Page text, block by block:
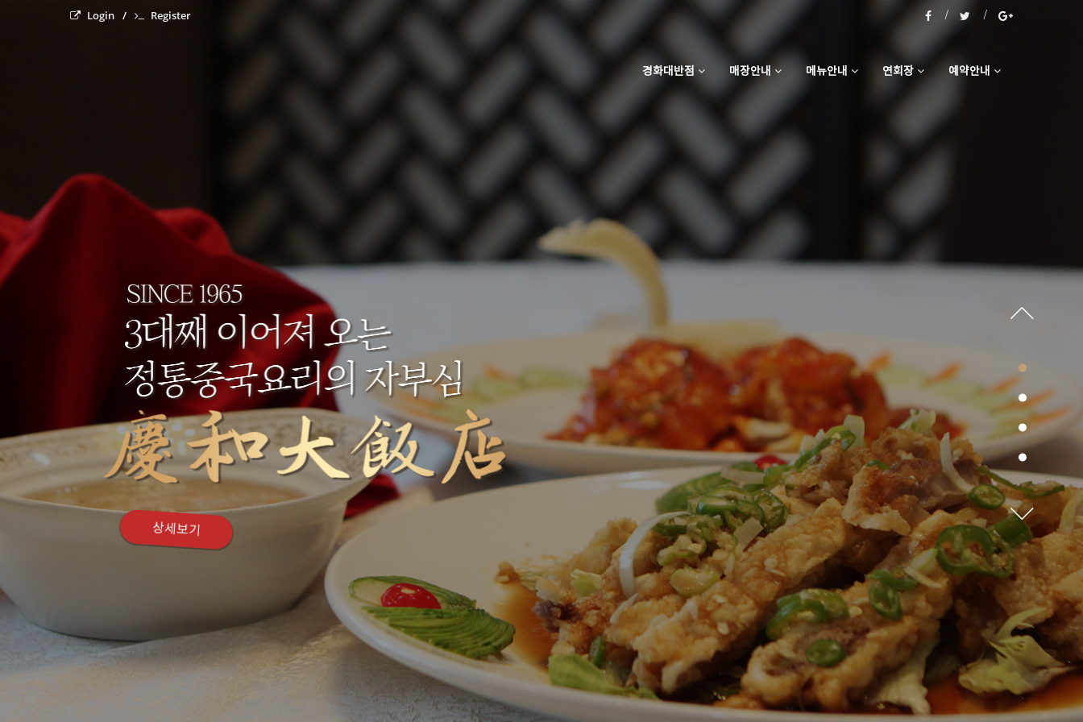
Login Register
경화대반점 매장안내 메뉴안내 연회장 예약안내
상세보기
경화대반점
since 1965 정통중국음식전문점
경화대반점에서 인사드립니다.
더 알아보기
아늑하고 편안한 분위기의 홀과 룸,
250여명 수용가능한 대연회장이 준비되어 있
습니다.
더 알아보기
돌잔치, 피로연, 생신잔치, 세미나 및
각종 모임을 쉽고 빠르게 예약하세요.
예약하기
특급호텔 출신 주방장과
중국 현지 요리사팀이 선보이는 맛의 향연
메뉴 더보기
한상요리
54년의 장인정신이 깃든
고급스러운 한상요리를 경화대반점에서 만나
보세요.
메뉴 더보기
단품식사
든든하고 편안한 한끼식사,
경화대반점에서 누리는 최고의 맛!
메뉴 더보기
고객 센터
전화문의
043)293-8885
찾아 오시는길
충북 청주시 서원구 1순환로 866
(산남동 328-1)
평일 영업시간
평일 11:30~21:00
브레이크타임: 14:30~15:00
주말 및 공휴일 영업시간
토요일 11:30~20:00
일요일 11:30~15:00
브레이크타임: 15:00~16:00